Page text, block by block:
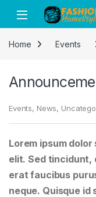
Home Events
Events, News,
Lorem ipsum
elit. Sed tincidunt,
erat faucibus
neque. Quisque id
Get 50% off on
Raksha Bandhan